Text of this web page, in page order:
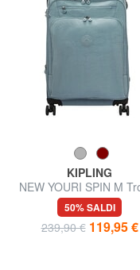
KIPLING
NEW YOURI SPIN M
misura media
50% SALDI
239,90 € 119,95 €